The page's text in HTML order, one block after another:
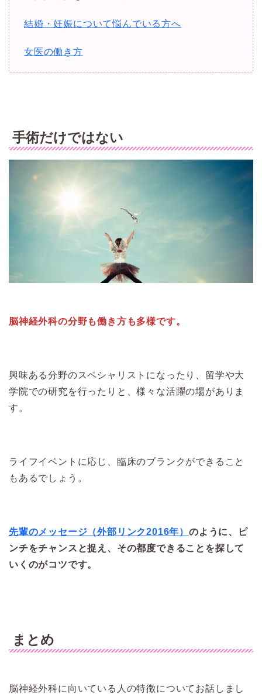
結婚・妊娠について悩んでいる方へ
女医の働き方
手術だけではない
脳神経外科の分野も働き方も多様です。
興味ある分野のスペシャリストになったり、留学や大
学院での研究を行ったりと、様々な活躍の場がありま
す。
ライフイベントに応じ、臨床のブランクができること
もあるでしょう。
先輩のメッセージ（外部リンク2016年） のように、ピ
ンチをチャンスと捉え、その都度できることを探して
いくのがコツです。
まとめ
脳神経外科に向いている人の特徴についてお話しまし